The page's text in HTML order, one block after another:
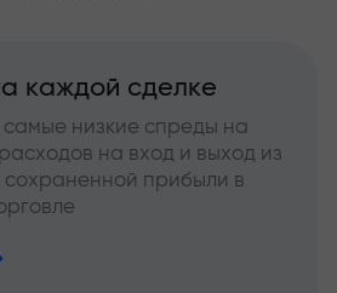
каждой сделке
низкие спреды на
на вход и выход из
прибыли в